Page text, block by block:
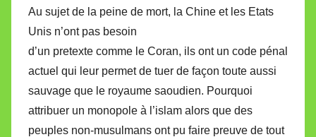
Au sujet de la peine de mort, la Chine et les Etats
Unis n’ont pas besoin
d’un pretexte comme le Coran, ils ont un code pénal
actuel qui leur permet de tuer de façon toute aussi
sauvage que le royaume saoudien. Pourquoi
attribuer un monopole à l’islam alors que des
peuples non-musulmans ont pu faire preuve de tout